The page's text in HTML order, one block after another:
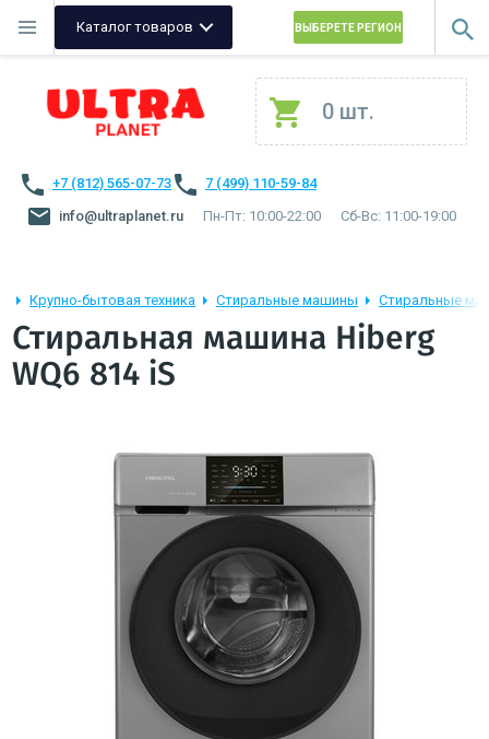
Каталог товаров ВЫБЕРЕТЕ РЕГИОН
0 шт.
+7 (812) 565-07-73
7 (499) 110-59-84
info@ultraplanet.ru
Пн-Пт: 10:00-22:00 Сб-Вс: 11:00-19:00
Крупно-бытовая техника Стиральные машины Стиральные
Стиральная машина Hiberg
WQ6 814 iS